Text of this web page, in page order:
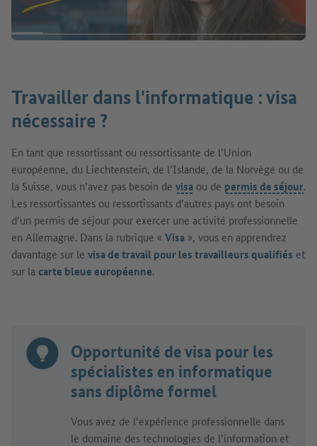
Travailler dans l'informatique : visa
nécessaire ?
En tant que ressortissant ou ressortissante de l’Union
européenne, du Liechtenstein, de l’Islande, de la Norvège ou de
la Suisse, vous n’avez pas besoin de visa ou de permis de séjour.
Les ressortissantes ou ressortissants d’autres pays ont besoin
d’un permis de séjour pour exercer une activité professionnelle
en Allemagne. Dans la rubrique « Visa », vous en apprendrez
davantage sur le visa de travail pour les travailleurs qualifiés et
sur la carte bleue européenne.
Opportunité de visa pour les
spécialistes en informatique
sans diplôme formel
Vous avez de l’expérience professionnelle dans
le domaine des technologies de l’information et